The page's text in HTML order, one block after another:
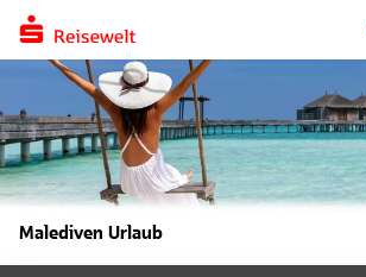
Malediven Urlaub